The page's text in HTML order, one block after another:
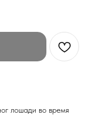
лошади во время